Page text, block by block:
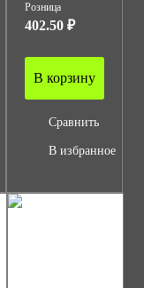
Розница
402.50 ₽
В корзину
Сравнить
В избранное